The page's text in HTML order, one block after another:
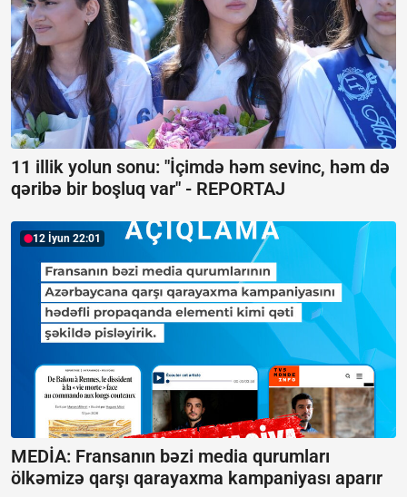
11 illik yolun sonu: "İçimdə həm sevinc, həm də
qəribə bir boşluq var" - REPORTAJ
12 İyun 22:01
MEDİA: Fransanın bəzi media qurumları
ölkəmizə qarşı qarayaxma kampaniyası aparır